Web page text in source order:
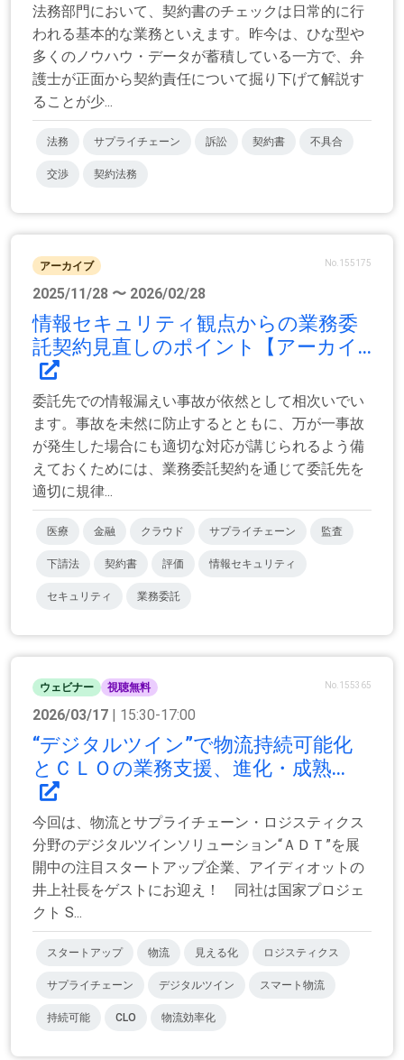
法務部門において、契約書のチェックは日常的に行
われる基本的な業務といえます。昨今は、ひな型や
多くのノウハウ・データが蓄積している一方で、弁
護士が正面から契約責任について掘り下げて解説す
ることが少...
法務 サプライチェーン 訴訟 契約書 不具合
交渉 契約法務
アーカイブ No.155175
2025/11/28 〜 2026/02/28
情報セキュリティ観点からの業務委
託契約見直しのポイント【アーカイ...
委託先での情報漏えい事故が依然として相次いでい
ます。事故を未然に防止するとともに、万が一事故
が発生した場合にも適切な対応が講じられるよう備
えておくためには、業務委託契約を通じて委託先を
適切に規律...
医療 金融 クラウド サプライチェーン 監査
下請法 契約書 評価 情報セキュリティ
セキュリティ 業務委託
ウェビナー 視聴無料 No.155365
2026/03/17 | 15:30-17:00
“デジタルツイン”で物流持続可能化
とＣＬＯの業務支援、進化・成熟...
今回は、物流とサプライチェーン・ロジスティクス
分野のデジタルツインソリューション“ＡＤＴ”を展
開中の注目スタートアップ企業、アイディオットの
井上社長をゲストにお迎え！ 同社は国家プロジェ
クト S...
スタートアップ 物流 見える化 ロジスティクス
サプライチェーン デジタルツイン スマート物流
持続可能 CLO 物流効率化